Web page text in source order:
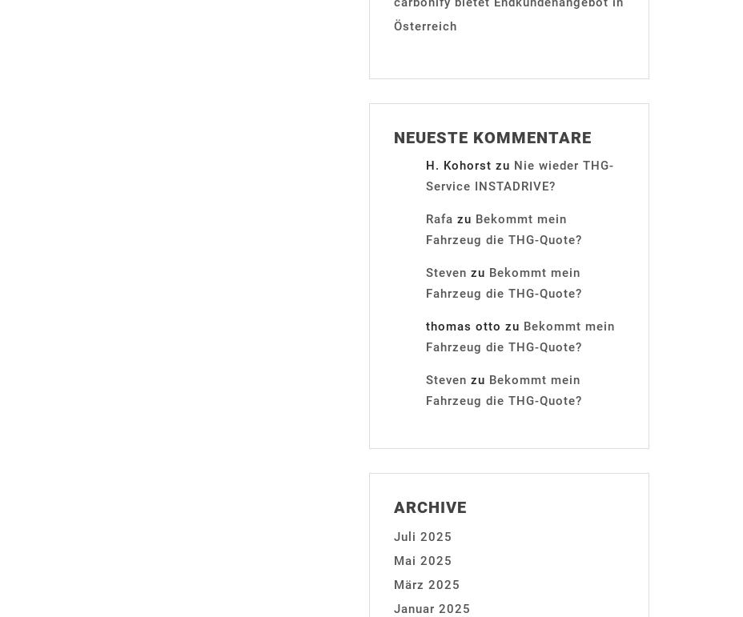
Österreich
NEUESTE KOMMENTARE
H. Kohorst zu Nie wieder THG-
Service INSTADRIVE?
Rafa zu Bekommt mein
Fahrzeug die THG-Quote?
Steven zu Bekommt mein
Fahrzeug die THG-Quote?
thomas otto zu Bekommt mein
Fahrzeug die THG-Quote?
Steven zu Bekommt mein
Fahrzeug die THG-Quote?
ARCHIVE
Juli 2025
Mai 2025
März 2025
Januar 2025